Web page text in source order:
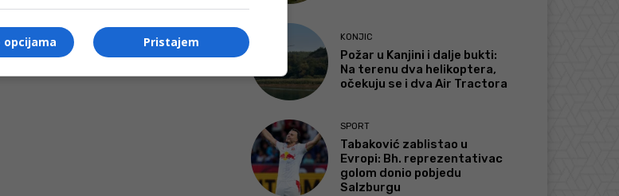
KONJIC
Požar u Kanjini i dalje bukti:
Na terenu dva helikoptera,
očekuju se i dva Air Tractora
SPORT
Tabaković zablistao u
Evropi: Bh. reprezentativac
golom donio pobjedu
Salzburgu
Pristajem
opcijama